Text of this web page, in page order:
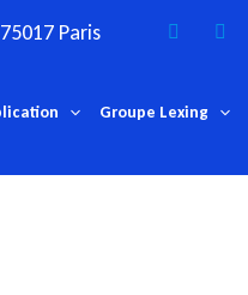
Paris
Groupe Lexing